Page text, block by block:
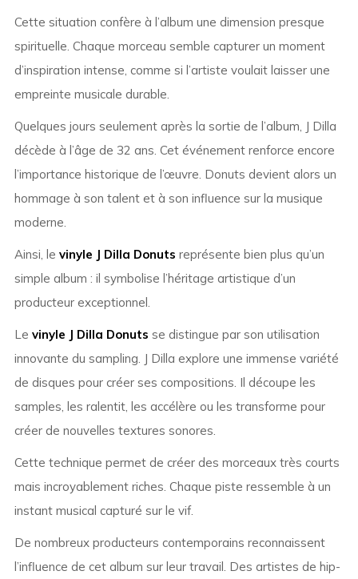
Cette situation confère à l’album une dimension presque
spirituelle. Chaque morceau semble capturer un moment
d’inspiration intense, comme si l’artiste voulait laisser une
empreinte musicale durable.
Quelques jours seulement après la sortie de l’album, J Dilla
décède à l’âge de 32 ans. Cet événement renforce encore
l’importance historique de l’œuvre. Donuts devient alors un
hommage à son talent et à son influence sur la musique
moderne.
Ainsi, le vinyle J Dilla Donuts représente bien plus qu’un
simple album : il symbolise l’héritage artistique d’un
producteur exceptionnel.
Le vinyle J Dilla Donuts se distingue par son utilisation
innovante du sampling. J Dilla explore une immense variété
de disques pour créer ses compositions. Il découpe les
samples, les ralentit, les accélère ou les transforme pour
créer de nouvelles textures sonores.
Cette technique permet de créer des morceaux très courts
mais incroyablement riches. Chaque piste ressemble à un
instant musical capturé sur le vif.
De nombreux producteurs contemporains reconnaissent
l’influence de cet album sur leur travail. Des artistes de hip-